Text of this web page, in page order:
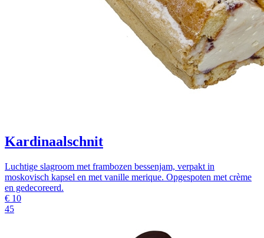
Kardinaalschnit
Luchtige slagroom met frambozen bessenjam, verpakt in
moskovisch kapsel en met vanille merique. Opgespoten met crème
en gedecoreerd.
€ 10
45